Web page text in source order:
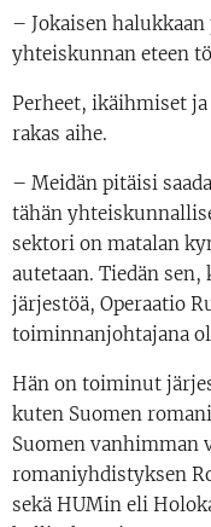
– Jokaisen
yhteiskunnan eteen
Perheet, ikäihmiset
rakas aihe.
– Meidän pitäisi
tähän
sektori on matalan
autetaan. Tiedän
järjestöä, Operaatio
toiminnanjohtajana
Hän on toiminut
kuten Suomen
Suomen vanhimman
romaniyhdistyksen
sekä HUMin eli